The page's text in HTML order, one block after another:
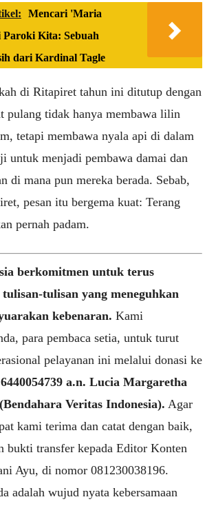
Mencari 'Maria
Paroki Kita: Sebuah
dari Kardinal Tagle
di Ritapiret tahun ini ditutup dengan
pulang tidak hanya membawa lilin
tetapi membawa nyala api di dalam
untuk menjadi pembawa damai dan
di mana pun mereka berada. Sebab,
pesan itu bergema kuat: Terang
pernah padam.
berkomitmen untuk terus
tulisan yang meneguhkan
kebenaran. Kami
para pembaca setia, untuk turut
pelayanan ini melalui donasi ke
a.n. Lucia Margaretha
Veritas Indonesia). Agar
kami terima dan catat dengan baik,
bukti transfer kepada Editor Konten
Ayu, di nomor 081230038196.
adalah wujud nyata kebersamaan